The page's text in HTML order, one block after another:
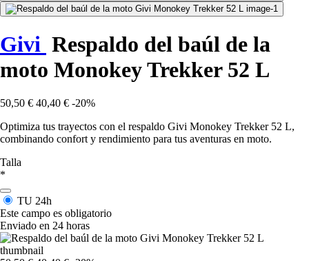
Givi Respaldo del baúl de la
moto Monokey Trekker 52 L
50,50 € 40,40 € -20%
Optimiza tus trayectos con el respaldo Givi Monokey Trekker 52 L,
combinando confort y rendimiento para tus aventuras en moto.
Talla
*
TU 24h
Este campo es obligatorio
Enviado en 24 horas